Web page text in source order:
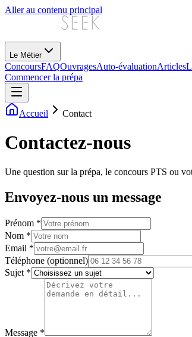
Aller au contenu principal
Le Métier
ConcoursFAQOuvragesAuto-évaluationArticles
Commencer la prépa
Accueil Contact
Contactez-nous
Une question sur la prépa, le concours PTS ou
Envoyez-nous un message
Prénom *
Nom *
Email *
Téléphone (optionnel)
Sujet *
Message *